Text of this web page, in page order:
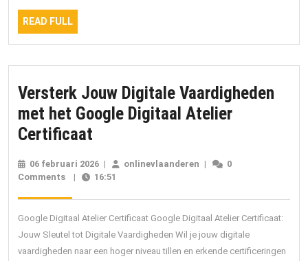
Google
Digitale
Werkplaats
READ FULL
FULL
Versterk Jouw Digitale Vaardigheden
met het Google Digitaal Atelier
Certificaat
Digitale
Vaardigheden
met
het
06 februari 2026 06
februari
| onlinevlaanderen onlinevlaanderen
|
0
Comments
| 16:51
Google Digitaal Atelier Certificaat Google Digitaal Atelier Certificaat:
Jouw Sleutel tot Digitale Vaardigheden Wil je jouw digitale
vaardigheden naar een hoger niveau tillen en erkende certificeringen